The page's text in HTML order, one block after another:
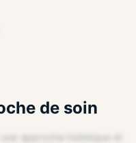
de soin
approche holistique et